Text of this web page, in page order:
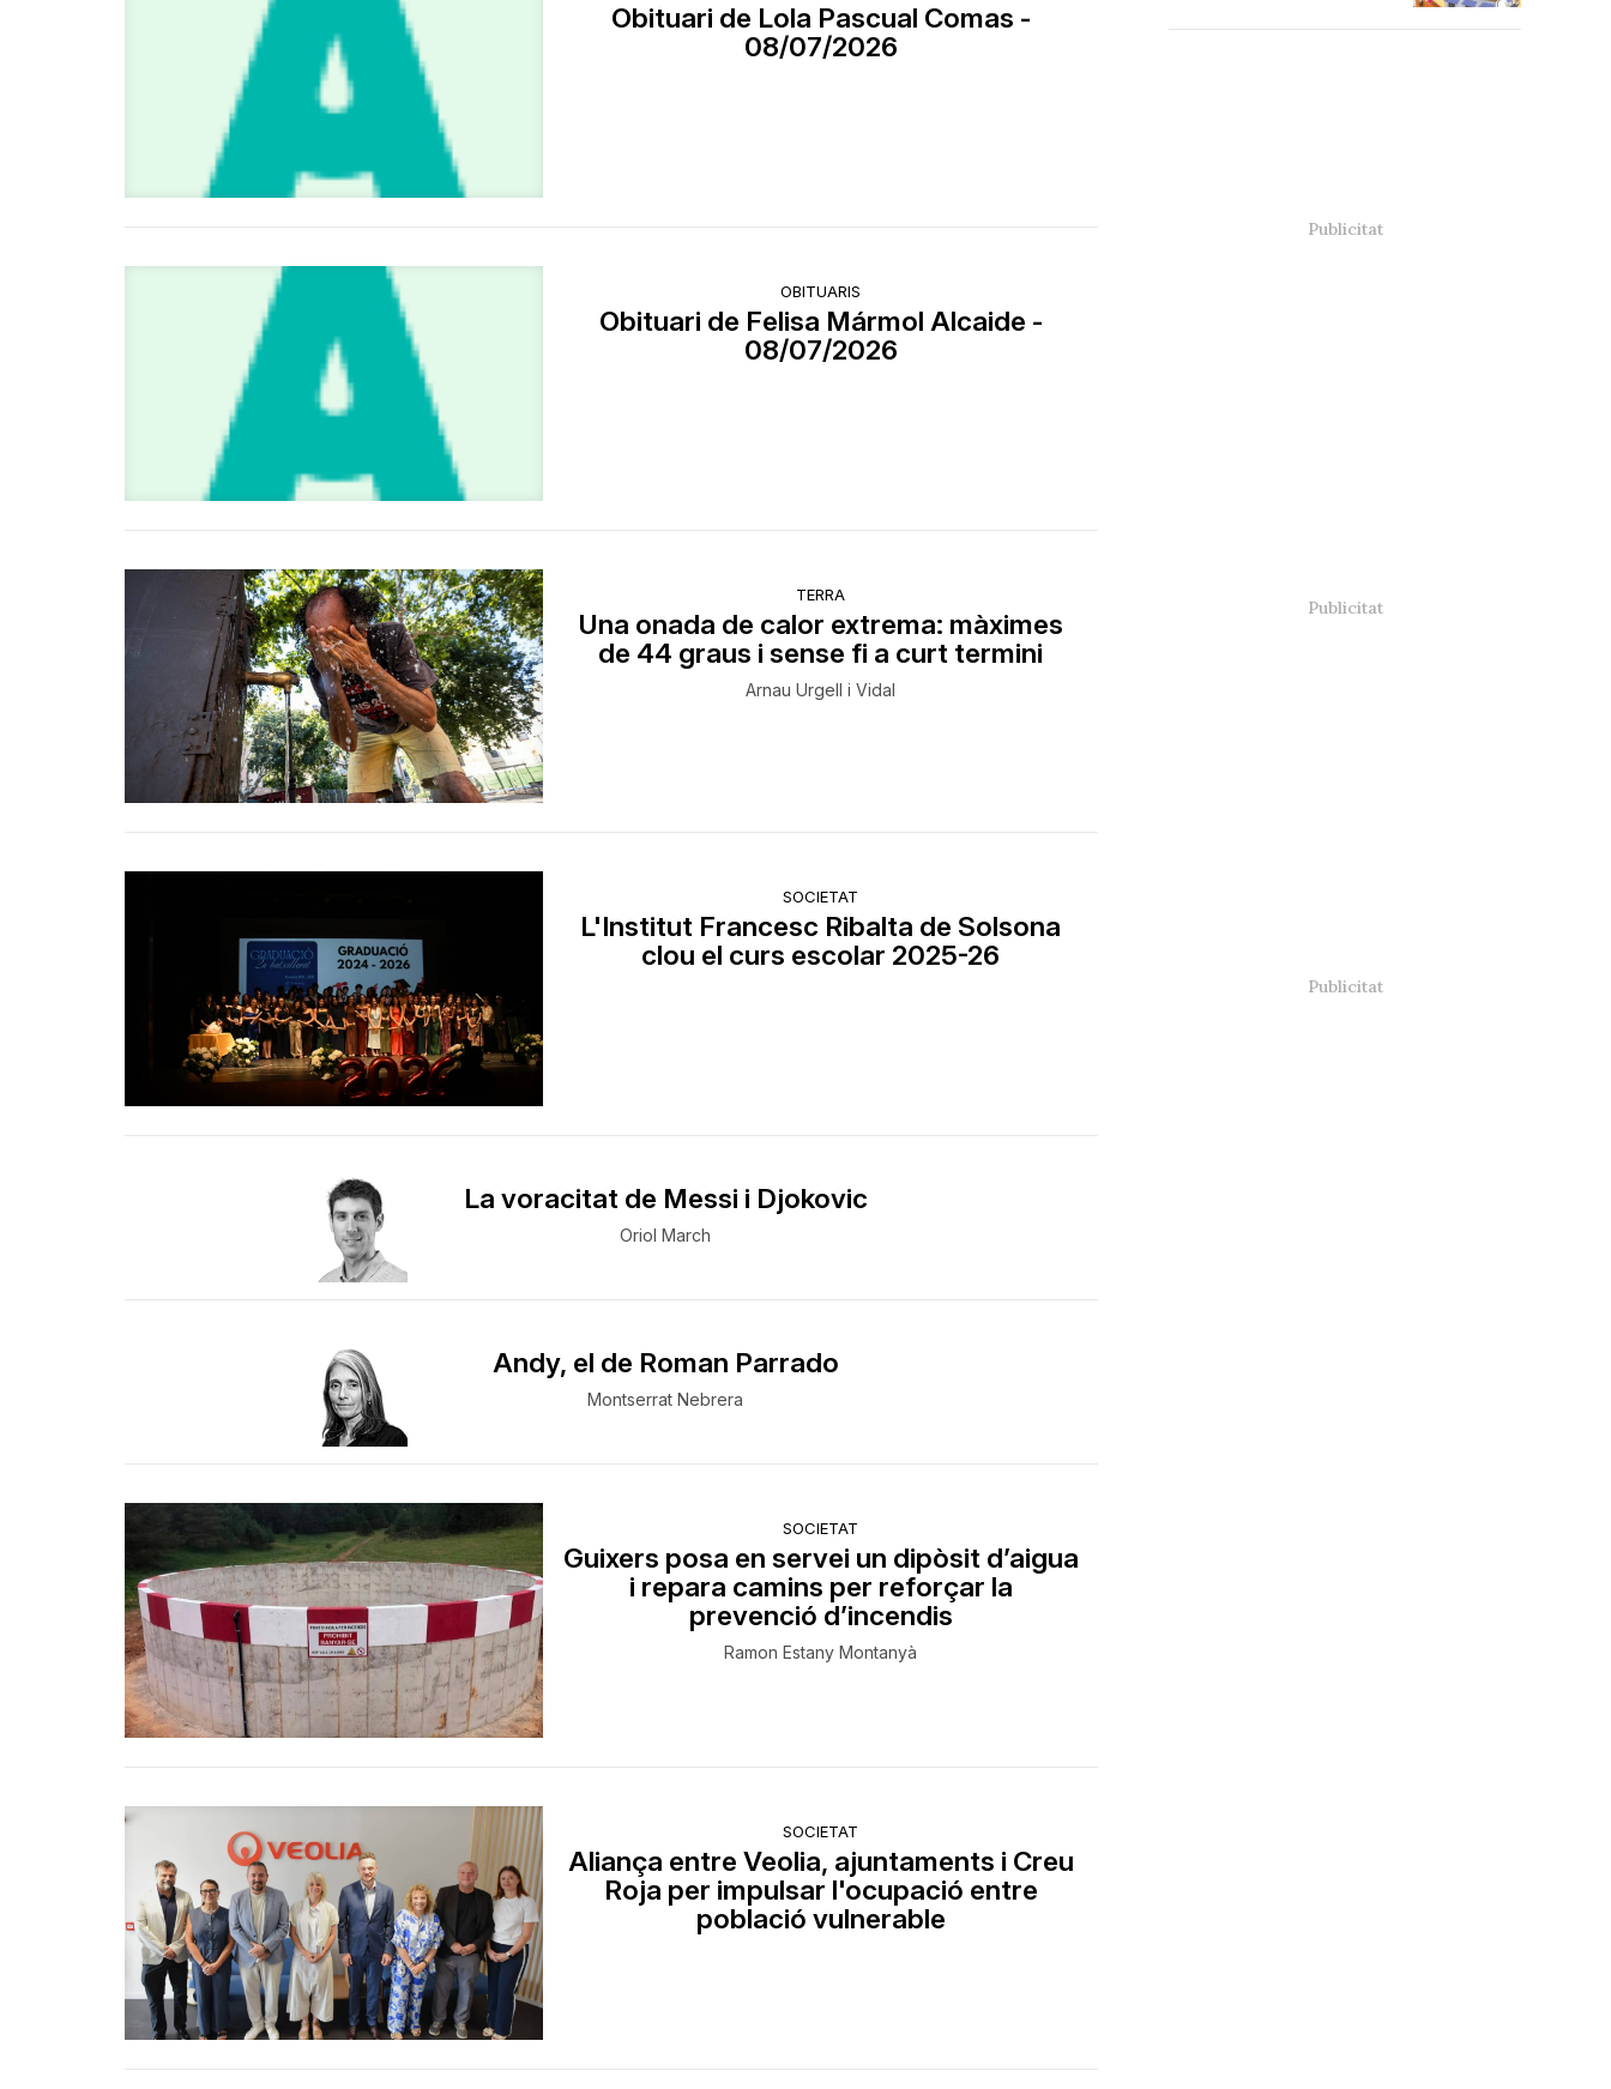
Obituari de Lola Pascual Comas -
08/07/2026
OBITUARIS
Obituari de Felisa Mármol Alcaide -
08/07/2026
TERRA
Una onada de calor extrema: màximes
de 44 graus i sense fi a curt termini
Arnau Urgell i Vidal
SOCIETAT
L'Institut Francesc Ribalta de Solsona
clou el curs escolar 2025-26
La voracitat de Messi i Djokovic
Oriol March
Andy, el de Roman Parrado
Montserrat Nebrera
SOCIETAT
Guixers posa en servei un dipòsit d’aigua
i repara camins per reforçar la
prevenció d’incendis
Ramon Estany Montanyà
SOCIETAT
Aliança entre Veolia, ajuntaments i Creu
Roja per impulsar l'ocupació entre
població vulnerable